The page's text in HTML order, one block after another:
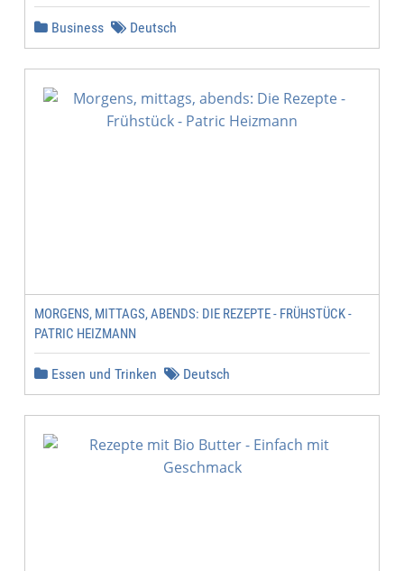
Business Deutsch
MORGENS, MITTAGS, ABENDS: DIE REZEPTE - FRÜHSTÜCK -
PATRIC HEIZMANN
Essen und Trinken Deutsch